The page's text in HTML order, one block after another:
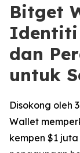
Bitget
Identiti
dan
untuk
Disokong oleh
Wallet
kempen $1